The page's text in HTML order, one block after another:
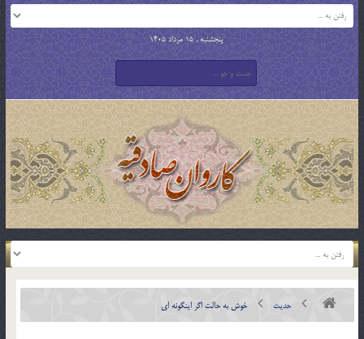
پنجشنبه , 15 مرداد 1405
حدیث خوش به حالت اگر اینگونه ای